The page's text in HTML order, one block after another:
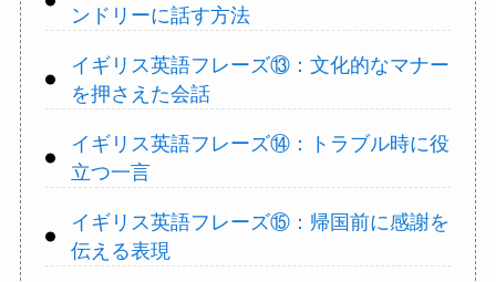
ンドリーに話す方法
イギリス英語フレーズ⑬：文化的なマナー
を押さえた会話
イギリス英語フレーズ⑭：トラブル時に役
立つ一言
イギリス英語フレーズ⑮：帰国前に感謝を
伝える表現